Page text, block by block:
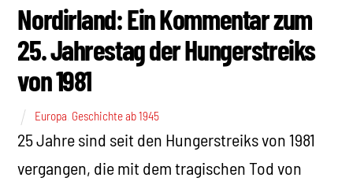
Nordirland: Ein Kommentar zum
25. Jahrestag der Hungerstreiks
von 1981
Europa Geschichte ab 1945
25 Jahre sind seit den Hungerstreiks von 1981
vergangen, die mit dem tragischen Tod von